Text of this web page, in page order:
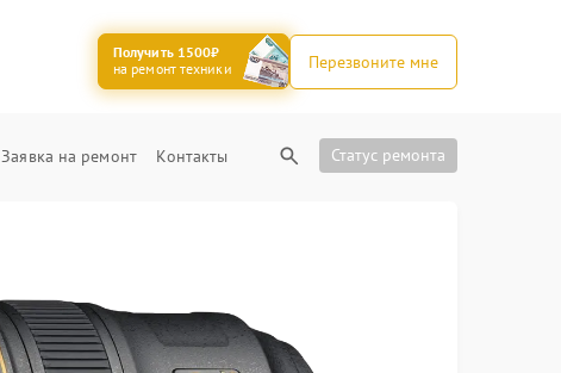
Получить 1500₽
на ремонт техники
Перезвоните мне
Заявка на ремонт Контакты Статус ремонта